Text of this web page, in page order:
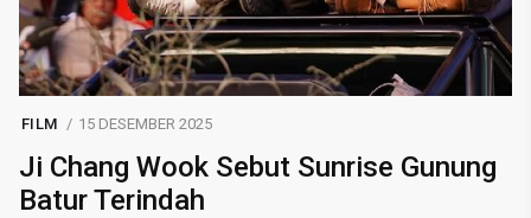
FILM 15 DESEMBER 2025
Ji Chang Wook Sebut Sunrise Gunung
Batur Terindah